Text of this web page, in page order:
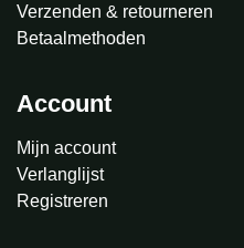
Verzenden & retourneren
Betaalmethoden
Account
Mijn account
Verlanglijst
Registreren